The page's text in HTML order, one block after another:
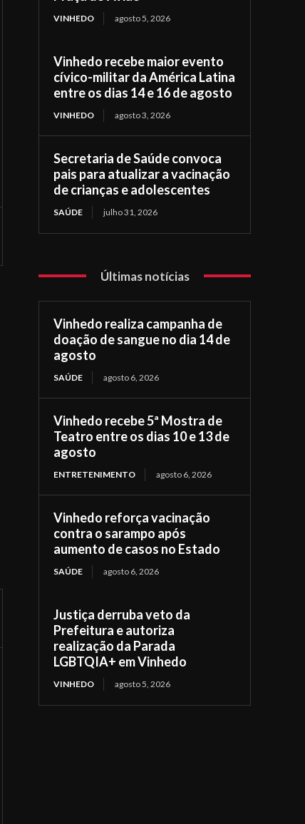
VINHEDO agosto 5, 2026
Vinhedo recebe maior evento
cívico-militar da América Latina
entre os dias 14 e 16 de agosto
VINHEDO agosto 3, 2026
Secretaria de Saúde convoca
pais para atualizar a vacinação
de crianças e adolescentes
SAÚDE julho 31, 2026
Últimas notícias
Vinhedo realiza campanha de
doação de sangue no dia 14 de
agosto
SAÚDE agosto 6, 2026
Vinhedo recebe 5ª Mostra de
Teatro entre os dias 10 e 13 de
agosto
ENTRETENIMENTO agosto 6, 2026
Vinhedo reforça vacinação
contra o sarampo após
aumento de casos no Estado
SAÚDE agosto 6, 2026
Justiça derruba veto da
Prefeitura e autoriza
realização da Parada
LGBTQIA+ em Vinhedo
VINHEDO agosto 5, 2026